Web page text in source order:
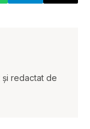
redactat de